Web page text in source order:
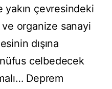
yakın çevresindeki
organize sanayi
dışına
nüfus celbedecek
Deprem